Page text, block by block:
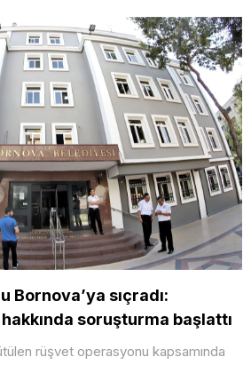
Bornova’ya sıçradı:
soruşturma başlattı
rüşvet operasyonu kapsamında